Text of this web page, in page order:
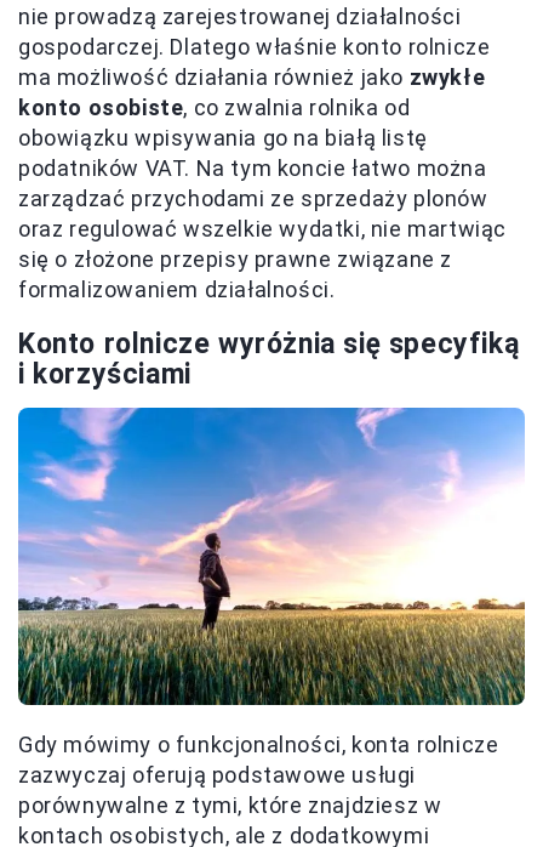
nie prowadzą zarejestrowanej działalności
gospodarczej. Dlatego właśnie konto rolnicze
ma możliwość działania również jako zwykłe
konto osobiste, co zwalnia rolnika od
obowiązku wpisywania go na białą listę
podatników VAT. Na tym koncie łatwo można
zarządzać przychodami ze sprzedaży plonów
oraz regulować wszelkie wydatki, nie martwiąc
się o złożone przepisy prawne związane z
formalizowaniem działalności.
Konto rolnicze wyróżnia się specyfiką
i korzyściami
Gdy mówimy o funkcjonalności, konta rolnicze
zazwyczaj oferują podstawowe usługi
porównywalne z tymi, które znajdziesz w
kontach osobistych, ale z dodatkowymi